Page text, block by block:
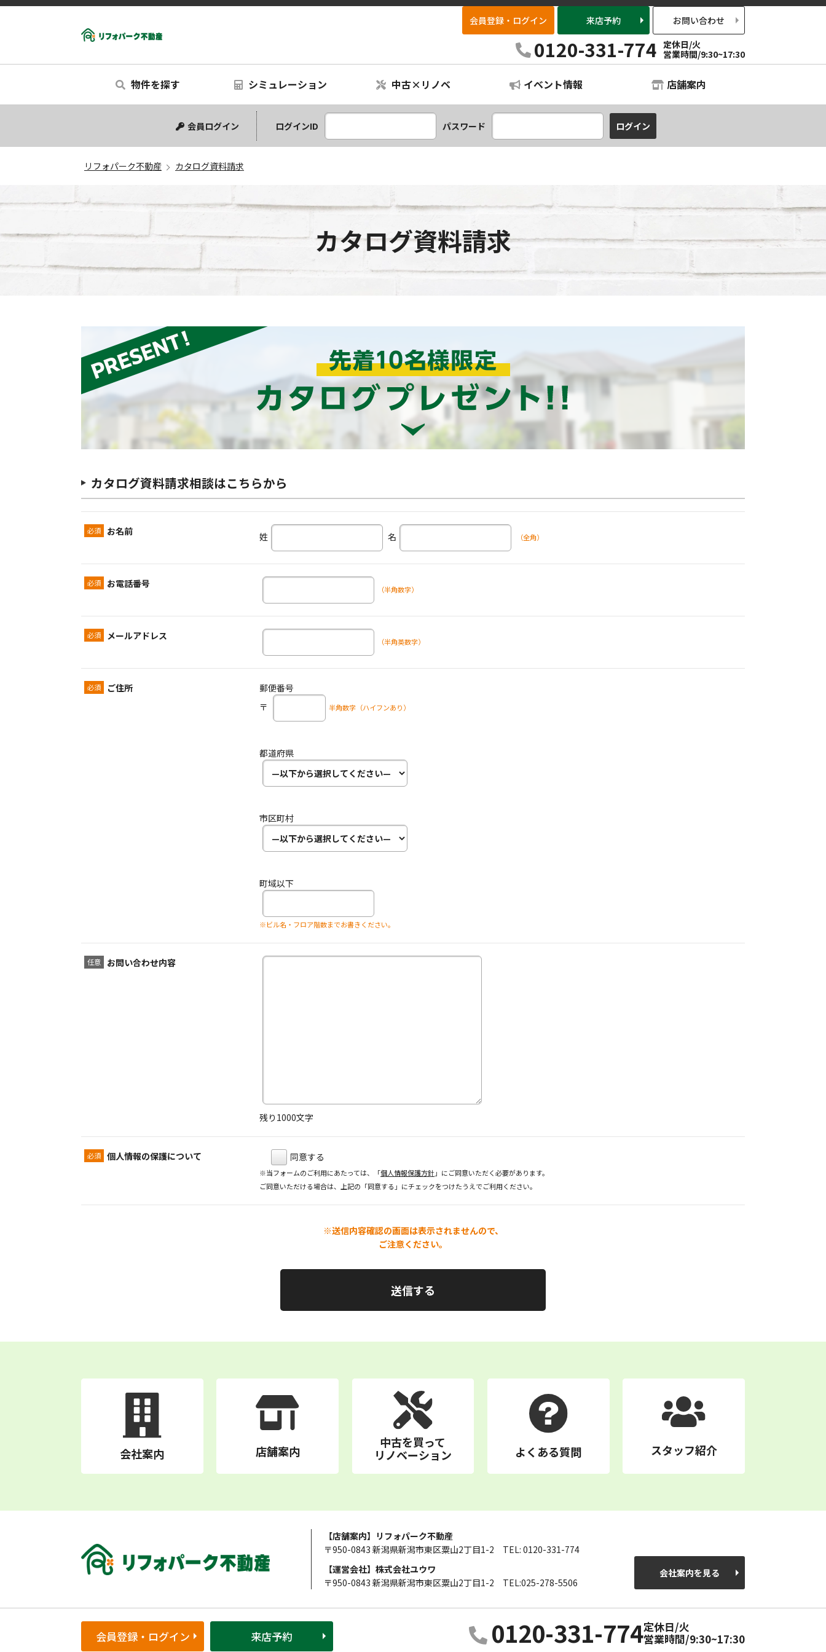
会員登録・ログイン 来店予約 お問い合わせ
0120-331-774 定休日/火
営業時間/9:30~17:30
物件を探す
中古一戸建て
中古マンション
新築一戸建て
シミュレーション
シミュレーション
リノベーションプラン
中古×リノベ イベント情報 店舗案内
会員ログイン ログインID パスワード
リフォパーク不動産 カタログ資料請求
カタログ資料請求
カタログ資料請求相談はこちらから
お名前 姓 名 （全角）
お電話番号 （半角数字）
メールアドレス （半角英数字）
ご住所
郵便番号
〒
半角数字（ハイフンあり）
都道府県
市区町村
町域以下
※ビル名・フロア階数までお書きください。
お問い合わせ内容
残り 1000文字
個人情報の保護について 同意する
※当フォームのご利用にあたっては、「個人情報保護方針」にご同意いただく必要があります。
ご同意いただける場合は、上記の「同意する」にチェックをつけたうえでご利用ください。
※送信内容確認の画面は表示されませんので、
ご注意ください。
会社案内 店舗案内
中古を買って
リノベーション
よくある質問 スタッフ紹介
【店舗案内】リフォパーク不動産
〒950-0843 新潟県新潟市東区粟山2丁目1-2 TEL: 0120-331-774
【運営会社】株式会社ユウワ
〒950-0843 新潟県新潟市東区粟山2丁目1-2 TEL:025-278-5506
会社案内を見る
会員登録・ログイン 来店予約 0120-331-774定休日/火
営業時間/9:30~17:30